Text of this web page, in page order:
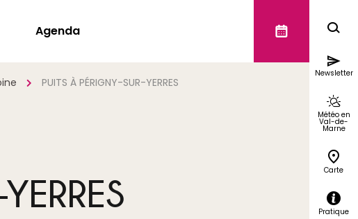
Agenda
PUITS À PÉRIGNY-SUR-YERRES
Newsletter
Météo en
Val-de-
Marne
Carte
Pratique